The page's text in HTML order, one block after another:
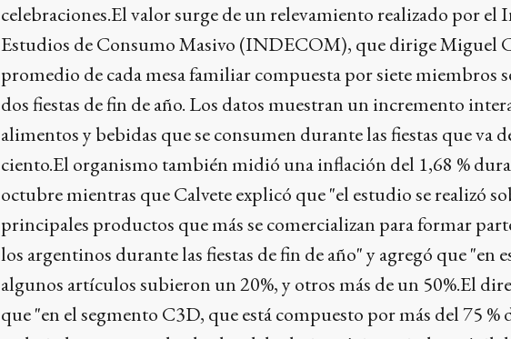
celebraciones.El valor surge de un relevamiento realizado por el
Estudios de Consumo Masivo (INDECOM), que dirige Miguel
promedio de cada mesa familiar compuesta por siete miembros
dos fiestas de fin de año. Los datos muestran un incremento
alimentos y bebidas que se consumen durante las fiestas que va
ciento.El organismo también midió una inflación del 1,68 %
octubre mientras que Calvete explicó que "el estudio se realizó
principales productos que más se comercializan para formar
los argentinos durante las fiestas de fin de año" y agregó que "en
algunos artículos subieron un 20%, y otros más de un 50%.El
que "en el segmento C3D, que está compuesto por más del 75 %